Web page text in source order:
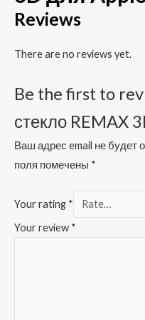
Reviews
There are no reviews yet.
Be the first to
стекло REMAX
Ваш адрес email не будет
поля помечены *
Your rating *
Your review *